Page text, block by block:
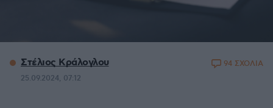
Στέλιος Κράλογλου
25.09.2024, 07:12
94 ΣΧΟΛΙΑ